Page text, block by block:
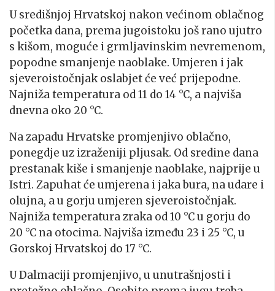
U središnjoj Hrvatskoj nakon većinom oblačnog
početka dana, prema jugoistoku još rano ujutro
s kišom, moguće i grmljavinskim nevremenom,
popodne smanjenje naoblake. Umjeren i jak
sjeveroistočnjak oslabjet će već prijepodne.
Najniža temperatura od 11 do 14 °C, a najviša
dnevna oko 20 °C.
Na zapadu Hrvatske promjenjivo oblačno,
ponegdje uz izraženiji pljusak. Od sredine dana
prestanak kiše i smanjenje naoblake, najprije u
Istri. Zapuhat će umjerena i jaka bura, na udare i
olujna, a u gorju umjeren sjeveroistočnjak.
Najniža temperatura zraka od 10 °C u gorju do
20 °C na otocima. Najviša između 23 i 25 °C, u
Gorskoj Hrvatskoj do 17 °C.
U Dalmaciji promjenjivo, u unutrašnjosti i